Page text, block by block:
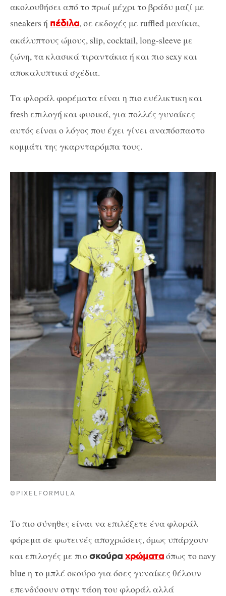
ακολουθήσει από το πρωί μέχρι το βράδυ μαζί με
sneakers ή πέδιλα, σε εκδοχές με ruffled μανίκια,
ακάλυπτους ώμους, slip, cocktail, long-sleeve με
ζώνη, τα κλασικά τιραντάκια ή και πιο sexy και
αποκαλυπτικά σχέδια.
Τα φλοράλ φορέματα είναι η πιο ευέλικτικη και
fresh επιλογή και φυσικά, για πολλές γυναίκες
αυτός είναι ο λόγος που έχει γίνει αναπόσπαστο
κομμάτι της γκαρνταρόμπα τους.
©PIXELFORMULA
Το πιο σύνηθες είναι να επιλέξετε ένα φλοράλ
φόρεμα σε φωτεινές αποχρώσεις, όμως υπάρχουν
και επιλογές με πιο σκούρα χρώματαόπως το navy
blue η το μπλέ σκούρο για όσες γυναίκες θέλουν
επενδύσουν στην τάση του φλοράλ αλλά